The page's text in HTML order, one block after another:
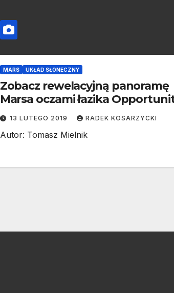
MARS UKŁAD SŁONECZNY
Zobacz rewelacyjną panoramę
Marsa oczami łazika
13 LUTEGO 2019 RADEK KOSARZYCKI
Autor: Tomasz Mielnik